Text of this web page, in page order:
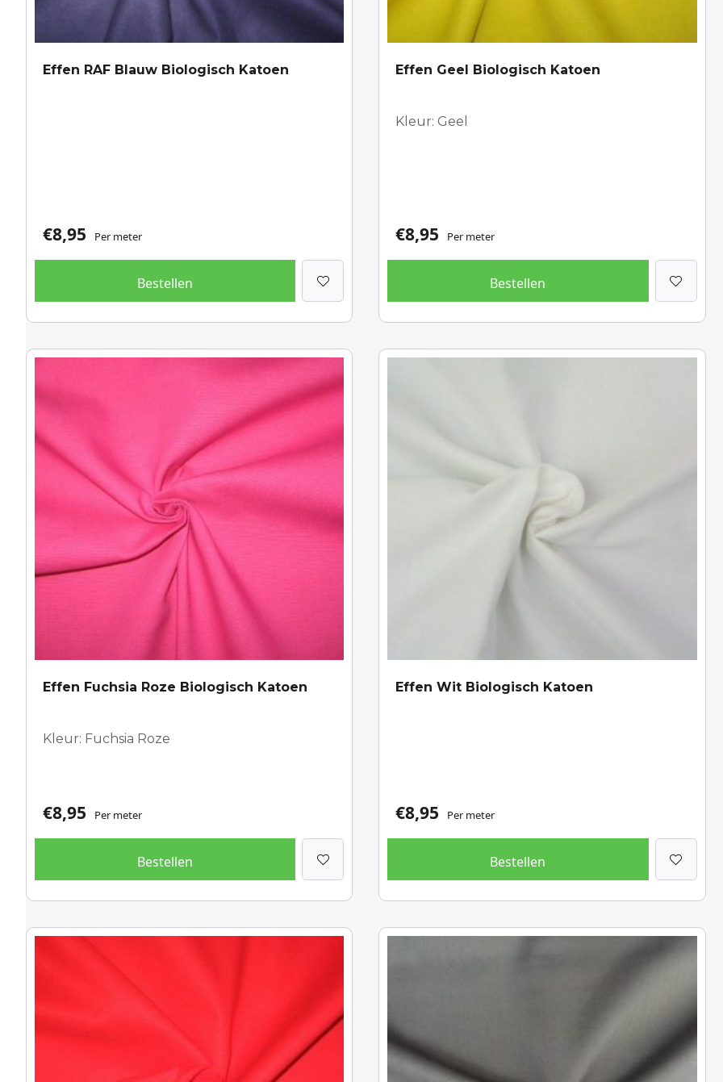
Effen RAF Blauw Biologisch Katoen
€8,95 Per meter
Bestellen
Effen Geel Biologisch Katoen
Kleur: Geel
€8,95 Per meter
Bestellen
Effen Fuchsia Roze Biologisch Katoen
Kleur: Fuchsia Roze
€8,95 Per meter
Bestellen
Effen Wit Biologisch Katoen
€8,95 Per meter
Bestellen